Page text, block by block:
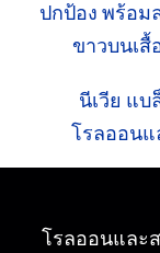
ปกป้อง พร้อม
ขาวบนเ
นีเวีย แบ
โรลออนแ
โรลออนและ